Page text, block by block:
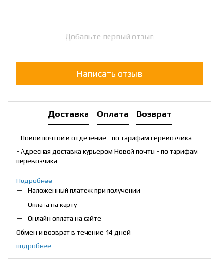
Добавьте первый отзыв
Написать отзыв
Доставка Оплата Возврат
- Новой почтой в отделение - по тарифам перевозчика
- Адресная доставка курьером Новой почты - по тарифам
перевозчика
Подробнее
Наложенный платеж при получении
Оплата на карту
Онлайн оплата на сайте
Обмен и возврат в течение 14 дней
подробнее